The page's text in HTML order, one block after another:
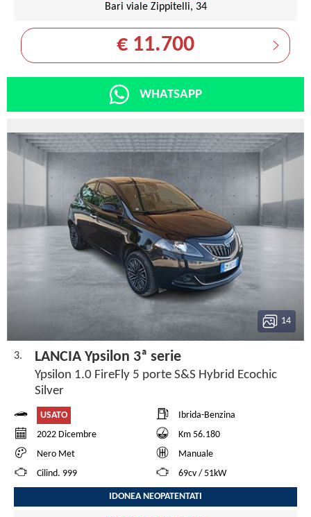
Bari viale Zippitelli, 34
€ 11.700
WHATSAPP
14
3. LANCIA Ypsilon 3ª serie
Ypsilon 1.0 FireFly 5 porte S&S Hybrid Ecochic
Silver
USATO
Ibrida-Benzina
2022 Dicembre
Km 56.180
Nero Met
Manuale
Cilind. 999
69cv / 51kW
IDONEA NEOPATENTATI